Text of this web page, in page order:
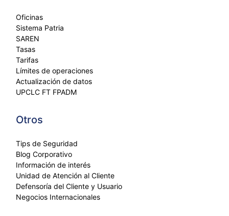
Oficinas
Sistema Patria
SAREN
Tasas
Tarifas
Límites de operaciones
Actualización de datos
UPCLC FT FPADM
Otros
Tips de Seguridad
Blog Corporativo
Información de interés
Unidad de Atención al Cliente
Defensoría del Cliente y Usuario
Negocios Internacionales